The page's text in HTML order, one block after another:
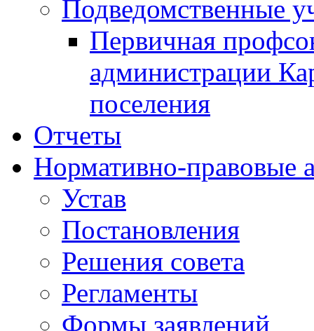
Подведомственные
Первичная
администрации
поселения
Отчеты
Нормативно-правовые
Устав
Постановления
Решения совета
Регламенты
Формы заявлений